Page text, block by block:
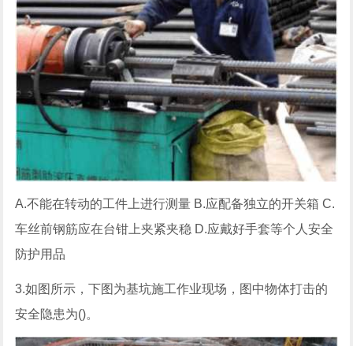
A.不能在转动的工件上进行测量 B.应配备独立的开关箱 C.
车丝前钢筋应在台钳上夹紧夹稳 D.应戴好手套等个人安全
防护用品
3.如图所示，下图为基坑施工作业现场，图中物体打击的
安全隐患为()。